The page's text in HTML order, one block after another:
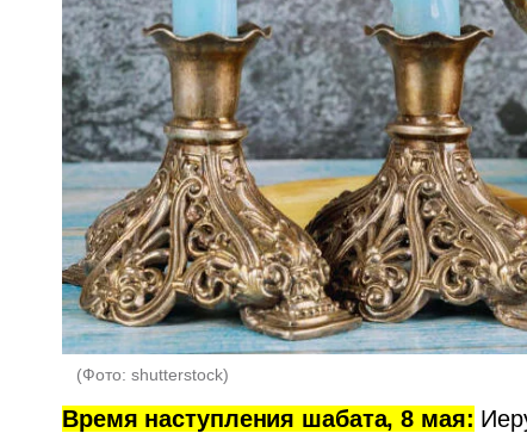
(Фото: shutterstock)
Время наступления шабата, 8 мая: